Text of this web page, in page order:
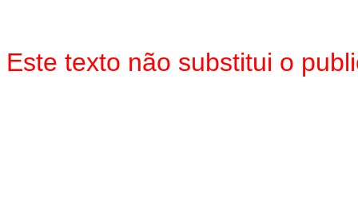
Este texto não substitui o